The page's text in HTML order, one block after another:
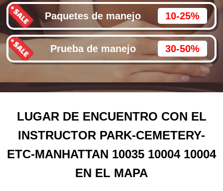
Paquetes de manejo 10-25%
Prueba de manejo 30-50%
LUGAR DE ENCUENTRO CON EL
INSTRUCTOR PARK-CEMETERY-
ETC-MANHATTAN 10035 10004 10004
EN EL MAPA